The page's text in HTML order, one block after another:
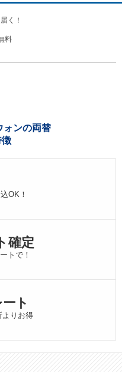
く！
料
ォンの両替
OK！
確定
トで！
ト
よりお得